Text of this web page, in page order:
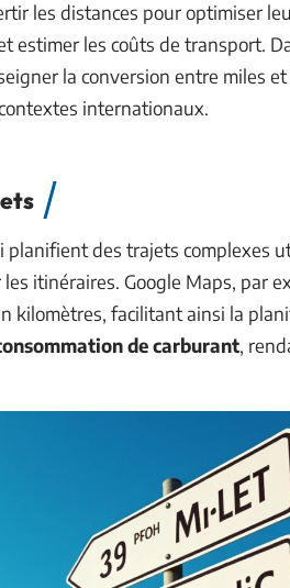
les distances pour optimiser
estimer les coûts de transport.
la conversion entre miles
internationaux.
planifient des trajets complexes
itinéraires. Google Maps, par
kilomètres, facilitant ainsi la
de carburant,